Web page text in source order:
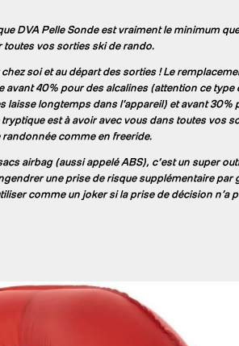
DVA Pelle Sonde est vraiment le minimum que
toutes vos sorties ski de rando.
soi et au départ des sorties ! Le
avant 40% pour des alcalines (attention ce type
laisse longtemps dans l’appareil) et avant 30%
est à avoir avec vous dans toutes vos
randonnée comme en freeride.
airbag (aussi appelé ABS), c‘est un super
une prise de risque supplémentaire par
comme un joker si la prise de décision n’a